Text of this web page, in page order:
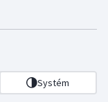
Systém